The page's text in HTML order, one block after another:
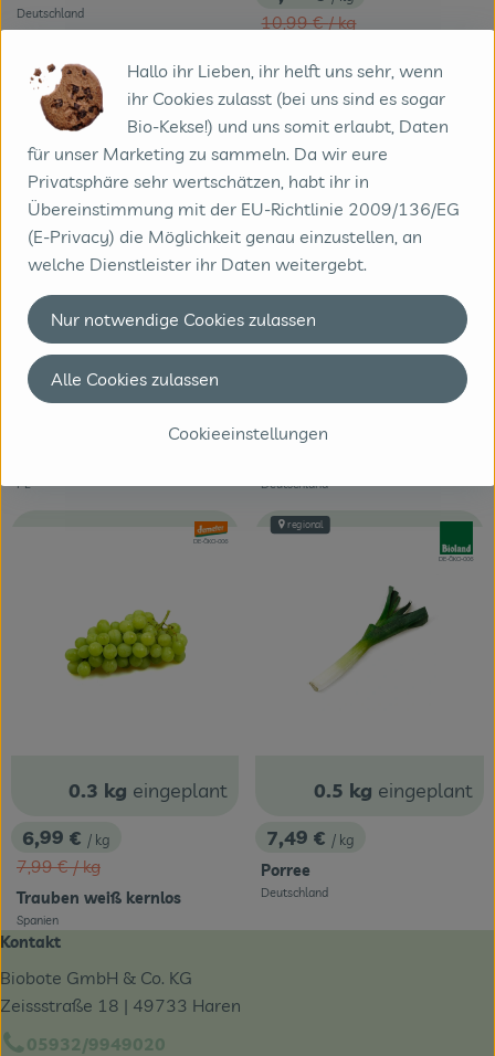
, Herkunft:
Deutschland , Preis:
, Alter Preis:
10,99 €/ kg
Deutschland
, Herkunft:
PL
1 x 100geingeplant
, Verband:
Im Angebot
, Preis:
3,99 €
, Herkunft:
Deutschland
eingeplant
, Verband:
, Preis:
6,99 € / kg
, Alter Preis:
7,99 €/ kg
Trauben weiß kernlos
, Herkunft:
Spanien
0.3 kg eingeplant
, Verband:
, Kontrollstelle:
DE-ÖKO-006
, Preis:
7,49 € / kg
Porree
, Herkunft:
Deutschland
0.5 kg eingeplant
, Kontrollstelle:
DE-ÖKO-006
regional
Kontakt
Biobote GmbH & Co. KG
Zeissstraße 18 | 49733 Haren
05932/9949020
Hallo ihr Lieben, ihr helft uns sehr, wenn
ihr Cookies zulasst (bei uns sind es sogar
Bio-Kekse!) und uns somit erlaubt, Daten
für unser Marketing zu sammeln. Da wir eure
Privatsphäre sehr wertschätzen, habt ihr in
Übereinstimmung mit der EU-Richtlinie 2009/136/EG
(E-Privacy) die Möglichkeit genau einzustellen, an
welche Dienstleister ihr Daten weitergebt.
Cookieeinstellungen
Nur notwendige Cookies zulassen
Alle Cookies zulassen